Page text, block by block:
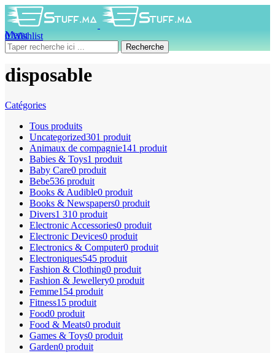
0Wishlist
0produit 0DH
Menu
Recherche
disposable
Catégories
Tous produits
Uncategorized301 produit
Animaux de compagnie141 produit
Babies & Toys1 produit
Baby Care0 produit
Bebe536 produit
Books & Audible0 produit
Books & Newspapers0 produit
Divers1 310 produit
Electronic Accessories0 produit
Electronic Devices0 produit
Electronics & Computer0 produit
Electroniques545 produit
Fashion & Clothing0 produit
Fashion & Jewellery0 produit
Femme154 produit
Fitness15 produit
Food0 produit
Food & Meats0 produit
Games & Toys0 produit
Garden0 produit